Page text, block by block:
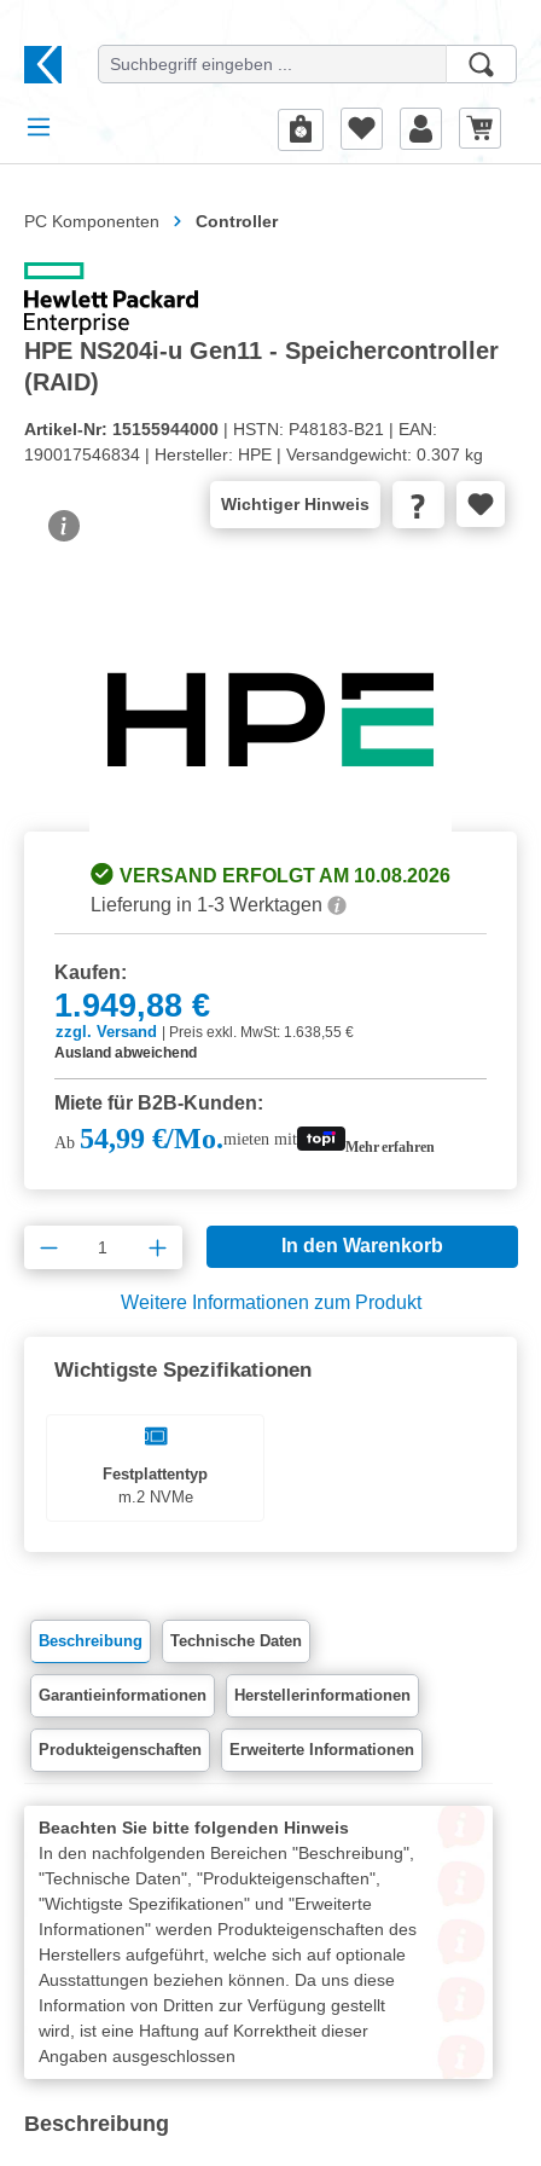
PC Komponenten Controller
HPE NS204i-u Gen11 - Speichercontroller
(RAID)
Artikel-Nr: 15155944000 | HSTN: P48183-B21 | EAN:
190017546834 | Hersteller: HPE | Versandgewicht: 0.307 kg
Wichtiger Hinweis
VERSAND ERFOLGT AM 10.08.2026
Lieferung in 1-3 Werktagen
Kaufen:
1.949,88 €
zzgl. Versand | Preis exkl. MwSt: 1.638,55 €
Ausland abweichend
Miete für B2B-Kunden:
Ab 54,99 €/Mo.mieten mit Mehr erfahren
Produkt Anzahl: Gib den gewünschten
In den Warenkorb
Weitere Informationen zum Produkt
Wichtigste Spezifikationen
Festplattentyp
m.2 NVMe
Beschreibung Technische Daten
Garantieinformationen Herstellerinformationen
Produkteigenschaften Erweiterte Informationen
Beachten Sie bitte folgenden Hinweis
In den nachfolgenden Bereichen "Beschreibung",
"Technische Daten", "Produkteigenschaften",
"Wichtigste Spezifikationen" und "Erweiterte
Informationen" werden Produkteigenschaften des
Herstellers aufgeführt, welche sich auf optionale
Ausstattungen beziehen können. Da uns diese
Information von Dritten zur Verfügung gestellt
wird, ist eine Haftung auf Korrektheit dieser
Angaben ausgeschlossen
Beschreibung